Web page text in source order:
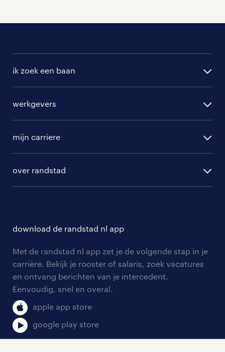
vacatures in Ommen
ik zoek een baan
randstad professional
randstad digital
werkgevers
hr-diensten
branches
tarieven
personeel gezocht
aanmelden nieuwsbrief
mijn carriere
solliciteren
blogs en artikelen
salarischecker
bruto-netto calculator
over randstad
onze vestigingen
pers
klachten en misstanden
download de randstad nl app
Met de randstad nl app zet je de volgende stap in je
carrière. Bekijk je rooster of salaris, zoek vacatures
en ontvang berichten van je intercedent.
Eenvoudig, snel en overal.
apple app store
google play store